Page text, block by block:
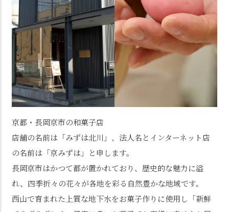
京都・長岡京市の和菓子店
店舗の名前は「みずは北川」、法人名とインターネット店
の名前は「京みずは」と申します。
長岡京市はかつて都が置かれており、歴史的な魅力に溢
れ、四季折々の花々が各地を彩る自然豊かな地域です。
西山で育まれた上質な地下水をお菓子作りに使用し「新鮮